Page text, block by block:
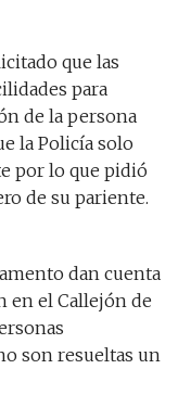
que las
para
de la persona
la Policía solo
por lo que pidió
de su pariente.
dan cuenta
en el Callejón de
son resueltas un